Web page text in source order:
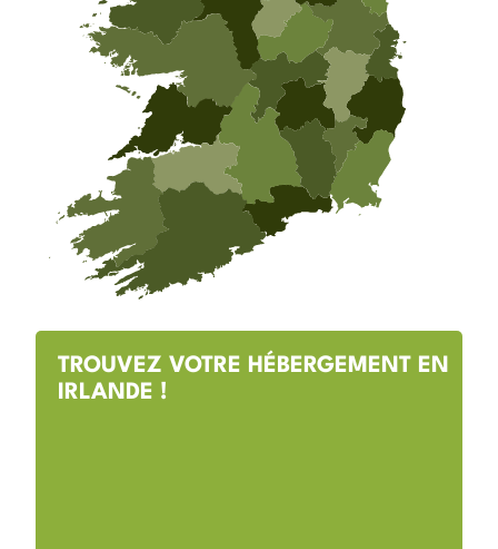
TROUVEZ VOTRE HÉBERGEMENT EN
IRLANDE !